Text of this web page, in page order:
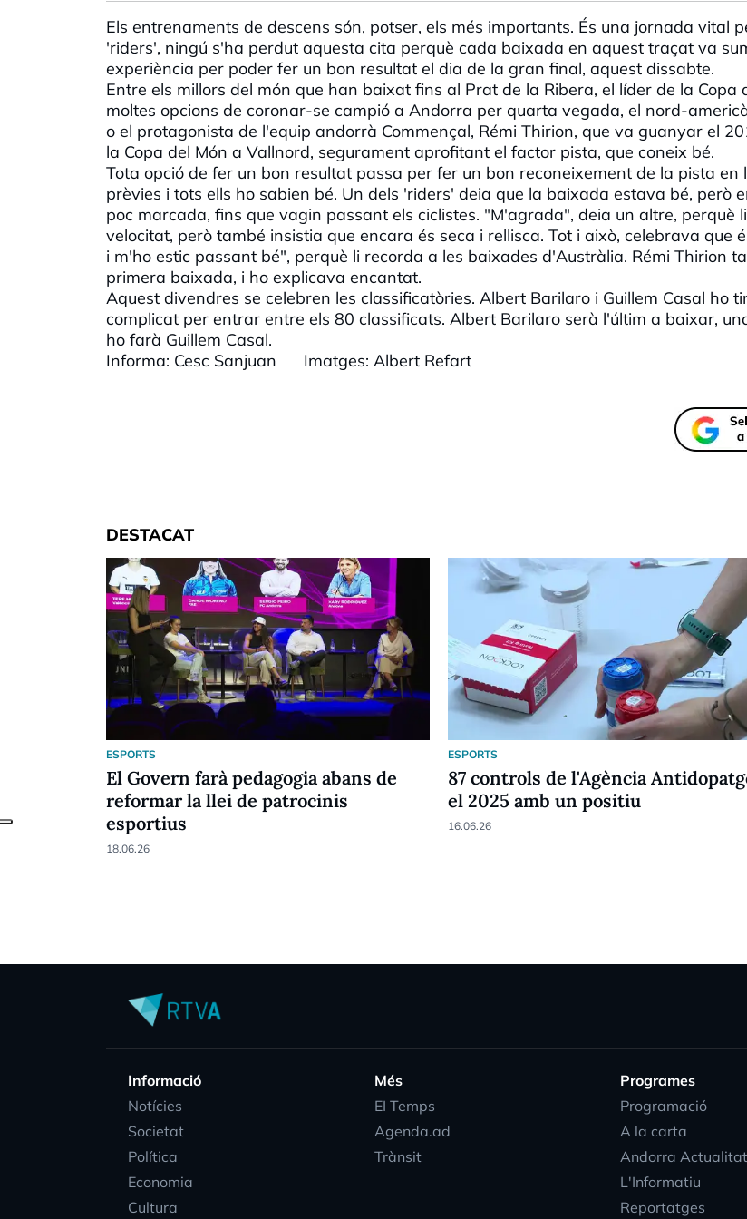
Els entrenaments de descens són, potser, els més importants. És una jornada vital
'riders', ningú s'ha perdut aquesta cita perquè cada baixada en aquest traçat va
experiència per poder fer un bon resultat el dia de la gran final, aquest dissabte.
Entre els millors del món que han baixat fins al Prat de la Ribera, el líder de la Copa
moltes opcions de coronar-se campió a Andorra per quarta vegada, el nord-
o el protagonista de l'equip andorrà Commençal, Rémi Thirion, que va guanyar el
la Copa del Món a Vallnord, segurament aprofitant el factor pista, que coneix bé.
Tota opció de fer un bon resultat passa per fer un bon reconeixement de la pista en
prèvies i tots ells ho sabien bé. Un dels 'riders' deia que la baixada estava bé, però
poc marcada, fins que vagin passant els ciclistes. "M'agrada", deia un altre, perquè
velocitat, però també insistia que encara és seca i rellisca. Tot i això, celebrava que
i m'ho estic passant bé", perquè li recorda a les baixades d'Austràlia. Rémi Thirion
primera baixada, i ho explicava encantat.
Aquest divendres se celebren les classificatòries. Albert Barilaro i Guillem Casal ho
complicat per entrar entre els 80 classificats. Albert Barilaro serà l'últim a baixar,
ho farà Guillem Casal.
Informa: Cesc Sanjuan Imatges: Albert Refart
DESTACAT
ESPORTS
El Govern farà pedagogia abans de
reformar la llei de patrocinis
esportius
18.06.26
ESPORTS
87 controls de l'Agència
el 2025 amb un positiu
16.06.26
Informació
Notícies
Societat
Política
Economia
Cultura
Més
EI Temps
Agenda.ad
Trànsit
Programes
Programació
A la carta
Andorra Actualitat
L'Informatiu
Reportatges